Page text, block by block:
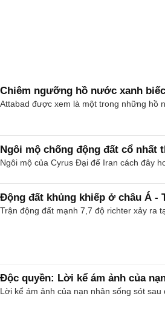
Chiêm ngưỡng hồ nước xanh
Attabad được xem là một trong những hồ
Ngôi mộ chống động đất cổ
Ngôi mộ của Cyrus Đại đế Iran cách đây
Động đất khủng khiếp ở châu Á -
Trận động đất mạnh 7,7 độ richter xảy ra
Độc quyền: Lời kể ám ảnh của
Lời kể ám ảnh của nạn nhân sống sót